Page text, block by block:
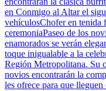
en Conmigo al Altar el
vehículosChofer en tenida
ceremoniaPaseo de los
enamorados se verán
toque inigualable a la
Región Metropolitana. Su
novios encontrarán la
les ofrece para que